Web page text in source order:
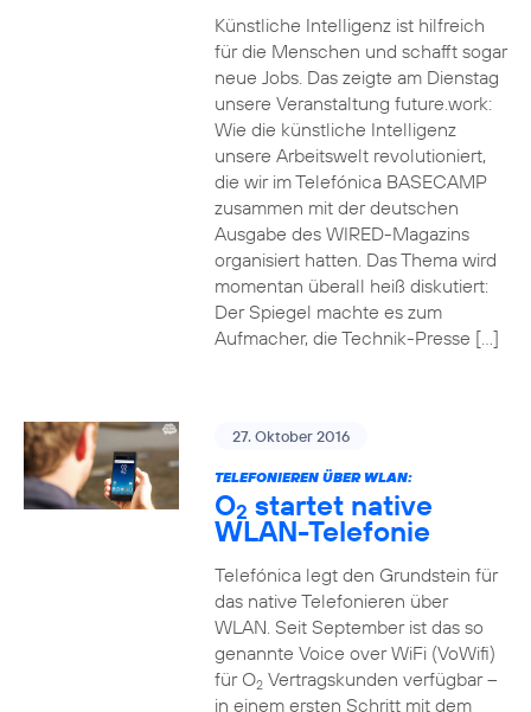
Künstliche Intelligenz ist hilfreich
für die Menschen und schafft sogar
neue Jobs. Das zeigte am Dienstag
unsere Veranstaltung future.work:
Wie die künstliche Intelligenz
unsere Arbeitswelt revolutioniert,
die wir im Telefónica BASECAMP
zusammen mit der deutschen
Ausgabe des WIRED-Magazins
organisiert hatten. Das Thema wird
momentan überall heiß diskutiert:
Der Spiegel machte es zum
Aufmacher, die Technik-Presse […]
27. Oktober 2016
TELEFONIEREN ÜBER WLAN:
O2 startet native
WLAN-Telefonie
Telefónica legt den Grundstein für
das native Telefonieren über
WLAN. Seit September ist das so
genannte Voice over WiFi (VoWifi)
für O2Vertragskunden verfügbar –
in einem ersten Schritt mit dem